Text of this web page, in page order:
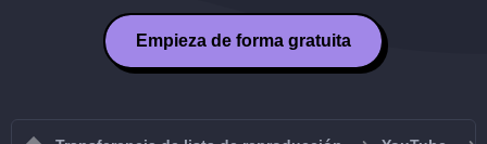
Empieza de forma gratuita